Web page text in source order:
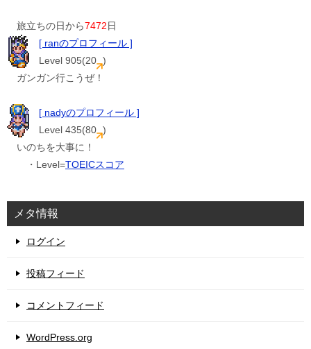
旅立ちの日から7472日
[ ranのプロフィール ]
Level 905(20 )
ガンガン行こうぜ！
[ nadyのプロフィール ]
Level 435(80 )
いのちを大事に！
・Level=TOEICスコア
メタ情報
ログイン
投稿フィード
コメントフィード
WordPress.org